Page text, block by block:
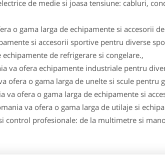
de medie si joasa tensiune: cabluri,
o gama larga de echipamente si accesorii
si accesorii sportive pentru diverse
de refrigerare si congelare.,
va ofera echipamente industriale pentru
ofera o gama larga de unelte si scule pentru
ofera o gama larga de echipamente si
va ofera o gama larga de utilaje si
control profesionale: de la multimetre si